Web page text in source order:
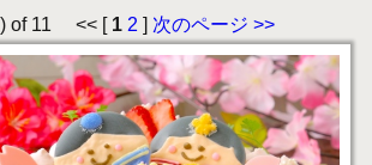
) of 11 << [ 1 2 ] 次のページ >>